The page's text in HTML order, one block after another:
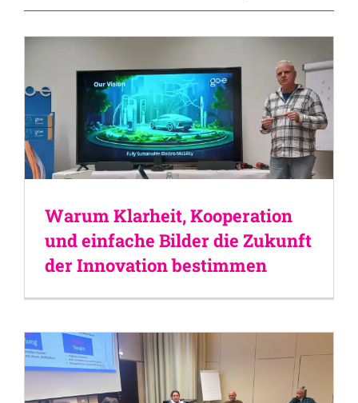
Warum Klarheit, Kooperation
und einfache Bilder die Zukunft
der Innovation bestimmen